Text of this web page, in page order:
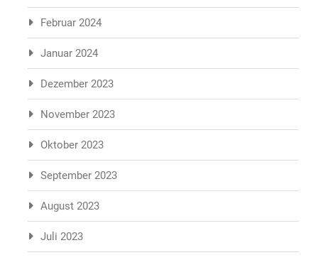
Februar 2024
Januar 2024
Dezember 2023
November 2023
Oktober 2023
September 2023
August 2023
Juli 2023